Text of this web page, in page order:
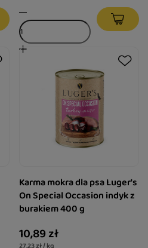
Karma mokra dla psa Luger's
On Special Occasion indyk z
burakiem 400 g
10,89 zł